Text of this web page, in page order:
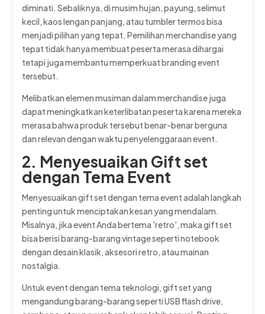
diminati. Sebaliknya, di musim hujan, payung, selimut
kecil, kaos lengan panjang, atau tumbler termos bisa
menjadi pilihan yang tepat. Pemilihan merchandise yang
tepat tidak hanya membuat peserta merasa dihargai
tetapi juga membantu memperkuat branding event
tersebut.
Melibatkan elemen musiman dalam merchandise juga
dapat meningkatkan keterlibatan peserta karena mereka
merasa bahwa produk tersebut benar-benar berguna
dan relevan dengan waktu penyelenggaraan event.
2. Menyesuaikan Gift set
dengan Tema Event
Menyesuaikan gift set dengan tema event adalah langkah
penting untuk menciptakan kesan yang mendalam.
Misalnya, jika event Anda bertema 'retro', maka gift set
bisa berisi barang-barang vintage seperti notebook
dengan desain klasik, aksesori retro, atau mainan
nostalgia.
Untuk event dengan tema teknologi, gift set yang
mengandung barang-barang seperti USB flash drive,